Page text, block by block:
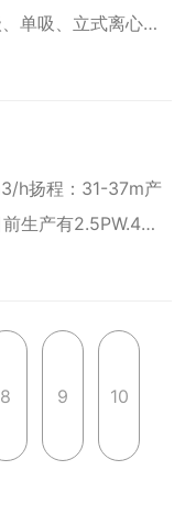
单吸、立式离心式
中工作，具有体积
h扬程：31-37m产
生产有2.5PW.4
七种，都是经
8 9 10